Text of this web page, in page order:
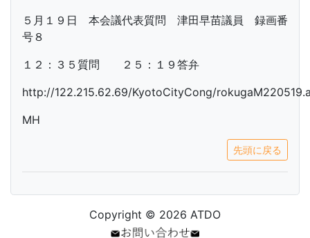
５月１９日 本会議代表質問 津田早苗議員 録画番
号８
１２：３５質問 ２５：１９答弁
http://122.215.62.69/KyotoCityCong/
MH
先頭に戻る
Copyright © 2026 ATDO